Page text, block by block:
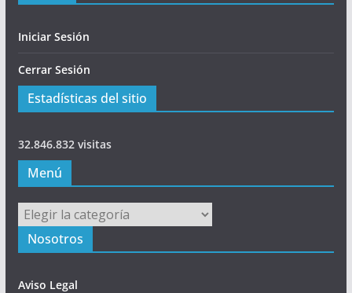
Iniciar Sesión
Cerrar Sesión
Estadísticas del sitio
32.846.832 visitas
Menú
Menú
Nosotros
Aviso Legal